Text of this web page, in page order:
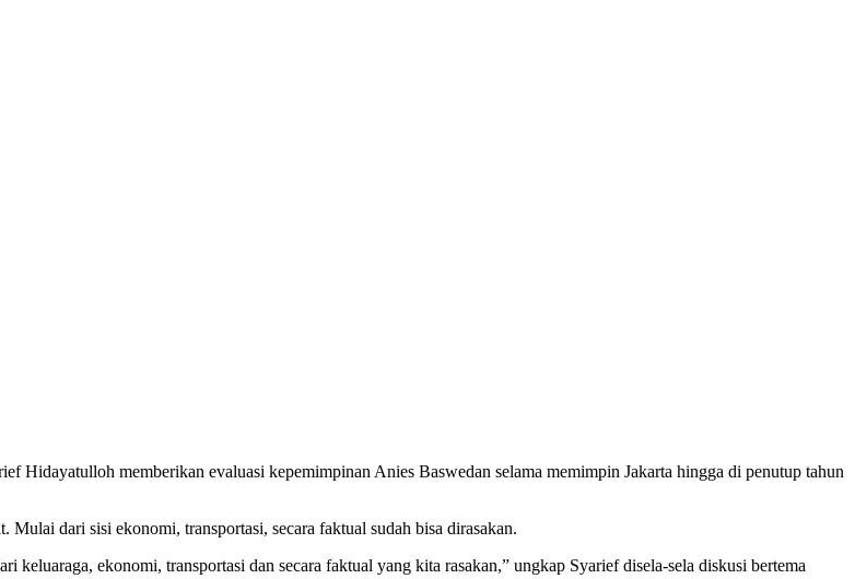
memberikan evaluasi kepemimpinan Anies Baswedan selama memimpin Jakarta hingga di penutup tahun
dari sisi ekonomi, transportasi, secara faktual sudah bisa dirasakan.
keluaraga, ekonomi, transportasi dan secara faktual yang kita rasakan,” ungkap Syarief disela-sela diskusi bertema